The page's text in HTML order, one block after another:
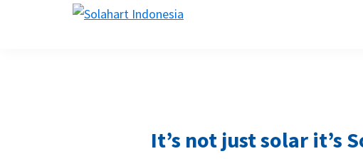
It’s not just solar it’s